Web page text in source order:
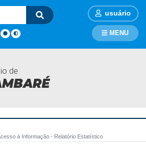
usuário
de
MENU
à Informação - Relatório
à Informação - Relatório Estatístico